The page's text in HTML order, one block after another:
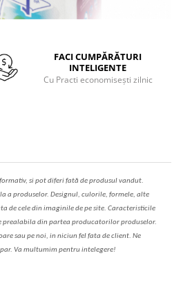
FACI CUMPĂRĂTURI
INTELIGENTE
Cu Practi economisești zilnic
si pot diferi fată de produsul vandut.
a a produselor. Designul, culorile, formele, alte
ta de cele din imaginile de pe site. Caracteristicile
prealabila din partea producatorilor produselor.
sau pe noi, in niciun fel fata de client. Ne
Va multumim pentru intelegere!